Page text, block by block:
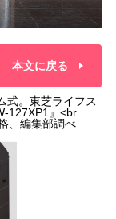
本文に戻る
式。東芝ライフス
127XP1』<br
、編集部調べ